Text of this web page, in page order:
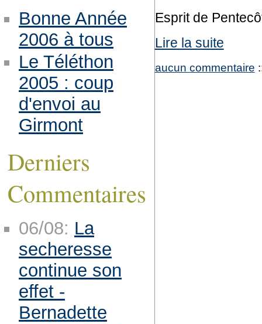
Esprit de
Lire la suite
aucun commentaire
Bonne Année
2006 à tous
Le Téléthon
2005 : coup
d'envoi au
Girmont
Derniers
Commentaires
06/08: La
secheresse
continue son
effet -
Bernadette